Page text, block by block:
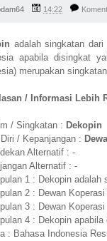
14:22
adalah singkatan
apabila disingkat
merupakan
/ Informasi Lebih
/ Singkatan : Dekopin
/ Kepanjangan :
Alternatif : -
Alternatif : -
1 : Dekopin adalah
2 : Dewan
3 : Dewan
4 : Dekopin
: Bahasa Indonesia